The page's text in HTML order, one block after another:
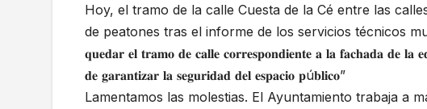
Hoy, el tramo de la calle Cuesta de la Cé entre las
de peatones tras el informe de los servicios técnicos
𝐪𝐮𝐞𝐝𝐚𝐫 𝐞𝐥 𝐭𝐫𝐚𝐦𝐨 𝐝𝐞 𝐜𝐚𝐥𝐥𝐞 𝐜𝐨𝐫𝐫𝐞𝐬𝐩𝐨𝐧𝐝𝐢𝐞𝐧𝐭𝐞 𝐚 𝐥𝐚 𝐟𝐚𝐜𝐡𝐚𝐝𝐚 𝐝𝐞 𝐥𝐚
𝐝𝐞 𝐠𝐚𝐫𝐚𝐧𝐭𝐢𝐳𝐚𝐫 𝐥𝐚 𝐬𝐞𝐠𝐮𝐫𝐢𝐝𝐚𝐝 𝐝𝐞𝐥 𝐞𝐬𝐩𝐚𝐜𝐢𝐨 𝐩ú𝐛𝐥𝐢𝐜𝐨”
Lamentamos las molestias. El Ayuntamiento trabaja a